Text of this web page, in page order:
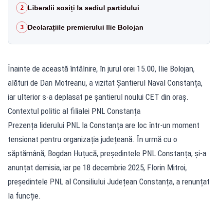
2 Liberalii sosiți la sediul partidului
3 Declarațiile premierului Ilie Bolojan
Înainte de această întâlnire, în jurul orei 15.00, Ilie Bolojan,
alături de Dan Motreanu, a vizitat Șantierul Naval Constanța,
iar ulterior s-a deplasat pe șantierul noului CET din oraș.
Contextul politic al filialei PNL Constanța
Prezența liderului PNL la Constanța are loc într-un moment
tensionat pentru organizația județeană. În urmă cu o
săptămână, Bogdan Huțucă, președintele PNL Constanța, și-a
anunțat demisia, iar pe 18 decembrie 2025, Florin Mitroi,
președintele PNL al Consiliului Județean Constanța, a renunțat
la funcție.